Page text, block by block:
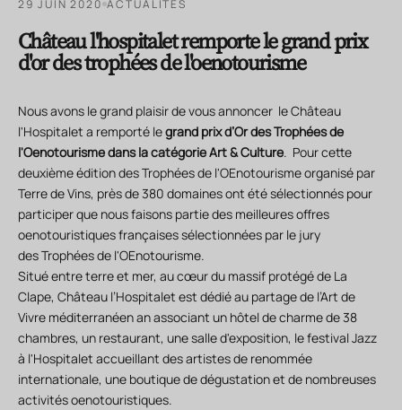
29 JUIN 2020 ACTUALITÉS
Château l'hospitalet remporte le grand prix
d'or des trophées de l'oenotourisme
Nous avons le grand plaisir de vous annoncer le Château
l'Hospitalet a remporté legrand prix d’Or des Trophées de
l'Oenotourisme dans la catégorie Art & Culture. Pour cette
deuxième édition des Trophées de l'OEnotourisme organisé par
Terre de Vins, près de 380 domaines ont été sélectionnés pour
participer que nous faisons partie des meilleures offres
oenotouristiques françaises sélectionnées par le jury
des Trophées de l'OEnotourisme.
Situé entre terre et mer, au cœur du massif protégé de La
Clape, Château l’Hospitalet est dédié au partage de l’Art de
Vivre méditerranéen an associant un hôtel de charme de 38
chambres, un restaurant, une salle d'exposition, le festival Jazz
à l'Hospitalet accueillant des artistes de renommée
internationale, une boutique de dégustation et de nombreuses
activités oenotouristiques.